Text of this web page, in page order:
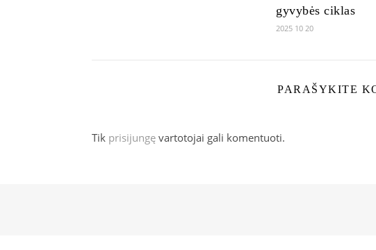
gyvybės ciklas
2025 10 20
PARAŠYKITE
Tik prisijungę vartotojai gali komentuoti.